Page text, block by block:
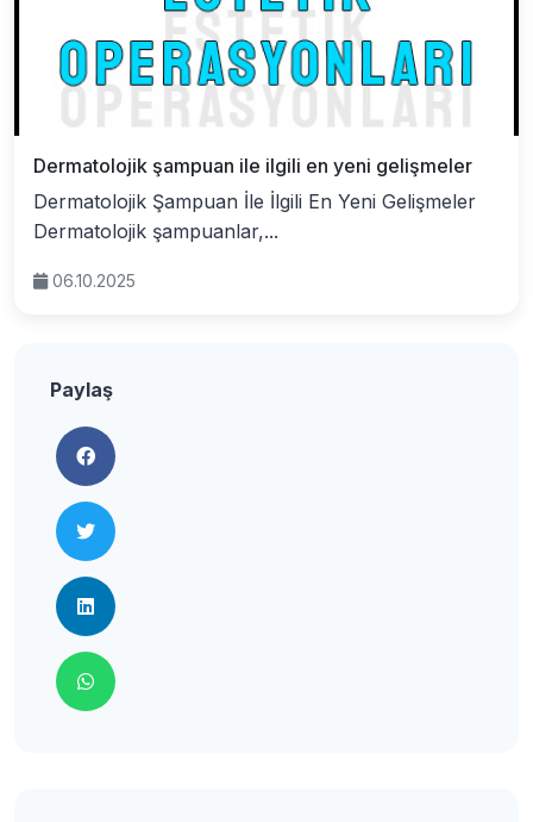
Dermatolojik şampuan ile ilgili en yeni gelişmeler
Dermatolojik Şampuan İle İlgili En Yeni Gelişmeler
Dermatolojik şampuanlar,...
06.10.2025
Paylaş